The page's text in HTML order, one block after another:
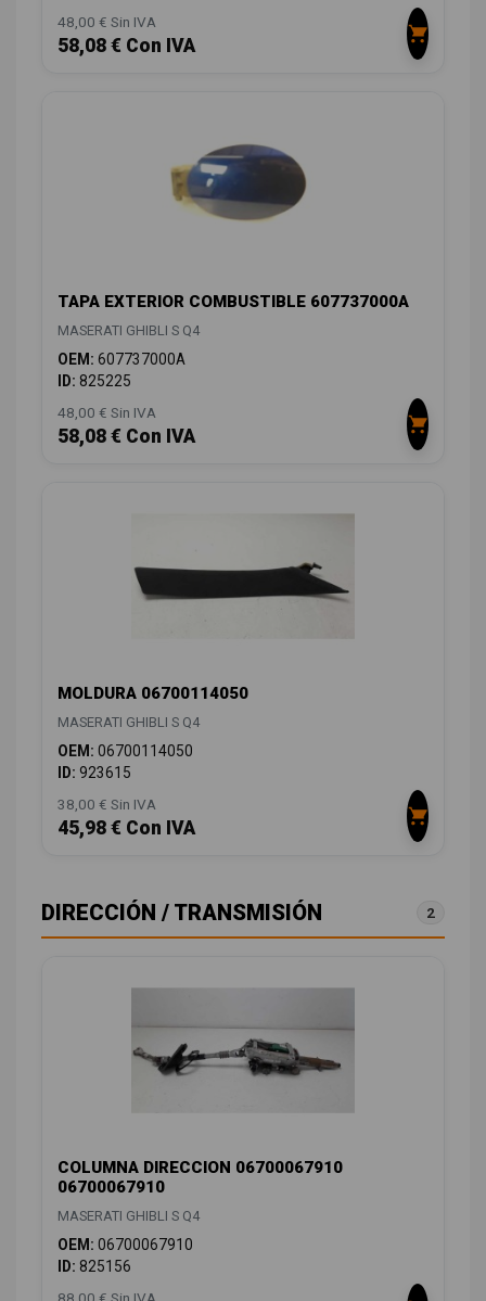
48,00 € Sin IVA
58,08 € Con IVA
TAPA EXTERIOR COMBUSTIBLE 607737000A
MASERATI GHIBLI S Q4
OEM: 607737000A
ID: 825225
48,00 € Sin IVA
58,08 € Con IVA
MOLDURA 06700114050
MASERATI GHIBLI S Q4
OEM: 06700114050
ID: 923615
38,00 € Sin IVA
45,98 € Con IVA
DIRECCIÓN / TRANSMISIÓN 2
COLUMNA DIRECCION 06700067910
06700067910
MASERATI GHIBLI S Q4
OEM: 06700067910
ID: 825156